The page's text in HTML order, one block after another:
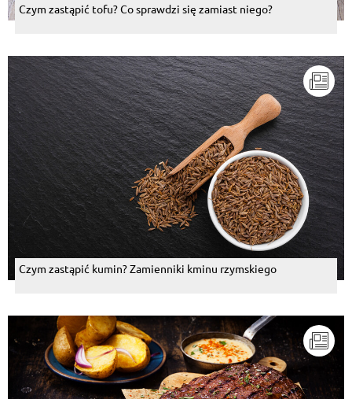
Czym zastąpić tofu? Co sprawdzi się zamiast niego?
Czym zastąpić kumin? Zamienniki kminu rzymskiego